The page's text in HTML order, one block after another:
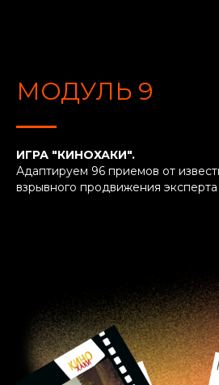
МОДУЛЬ 9
ИГРА "КИНОХАКИ".
Адаптируем 96 приемов от
взрывного продвижения эксперта